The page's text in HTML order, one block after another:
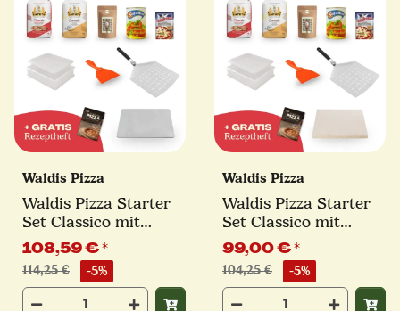
Waldis Pizza
Waldis Pizza Starter
Set Classico mit
Backstahl &
Pizzaschieber | 11-tlg.
108,59 €*
114,25 € -5%
Waldis Pizza
Waldis Pizza Starter
Set Classico mit
Pizzastein &
Pizzaschieber | 11-tlg.
99,00 €*
104,25 € -5%